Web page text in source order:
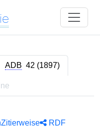
ADB 42 (1897)
Zitierweise
RDF